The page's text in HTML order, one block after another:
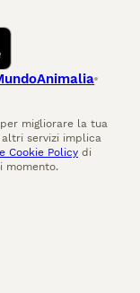
migliorare la tua
servizi implica
Cookie Policy di
momento.